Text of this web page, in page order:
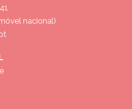
nacional)